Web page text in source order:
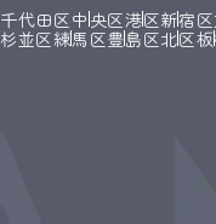
千代田区中央区港区新宿区
杉並区練馬区豊島区北区